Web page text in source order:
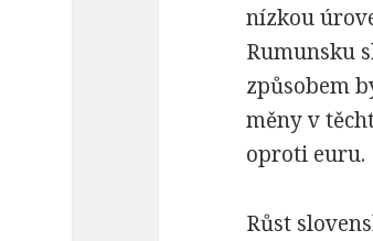
nízkou
Rumunsku
způsobem
měny v
oproti euru.
Růst